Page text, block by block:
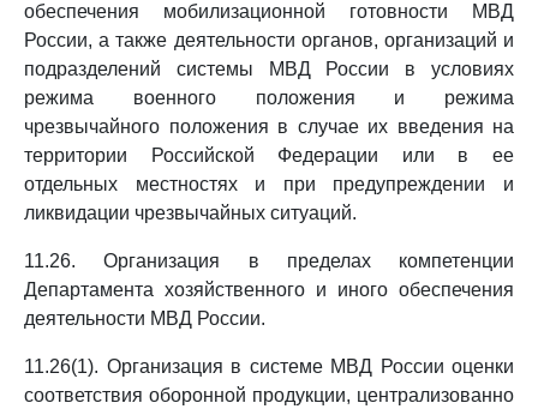
обеспечения мобилизационной готовности МВД
России, а также деятельности органов, организаций и
подразделений системы МВД России в условиях
режима военного положения и режима
чрезвычайного положения в случае их введения на
территории Российской Федерации или в ее
отдельных местностях и при предупреждении и
ликвидации чрезвычайных ситуаций.
11.26. Организация в пределах компетенции
Департамента хозяйственного и иного обеспечения
деятельности МВД России.
11.26(1). Организация в системе МВД России оценки
соответствия оборонной продукции, централизованно